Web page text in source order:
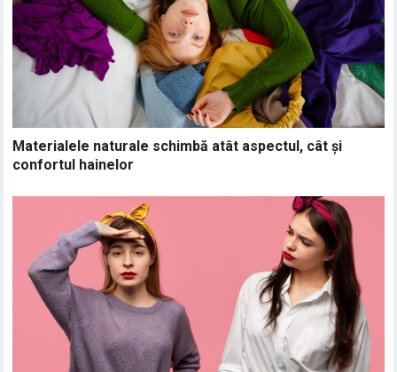
Materialele naturale schimbă atât aspectul, cât și
confortul hainelor